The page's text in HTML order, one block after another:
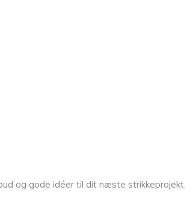
og gode idéer til dit næste strikkeprojekt.